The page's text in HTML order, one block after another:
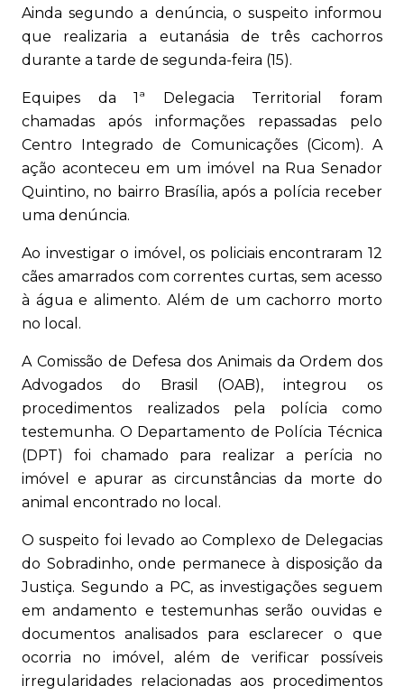
Ainda segundo a denúncia, o suspeito informou
que realizaria a eutanásia de três cachorros
durante a tarde de segunda-feira (15).
Equipes da 1ª Delegacia Territorial foram
chamadas após informações repassadas pelo
Centro Integrado de Comunicações (Cicom). A
ação aconteceu em um imóvel na Rua Senador
Quintino, no bairro Brasília, após a polícia receber
uma denúncia.
Ao investigar o imóvel, os policiais encontraram 12
cães amarrados com correntes curtas, sem acesso
à água e alimento. Além de um cachorro morto
no local.
A Comissão de Defesa dos Animais da Ordem dos
Advogados do Brasil (OAB), integrou os
procedimentos realizados pela polícia como
testemunha. O Departamento de Polícia Técnica
(DPT) foi chamado para realizar a perícia no
imóvel e apurar as circunstâncias da morte do
animal encontrado no local.
O suspeito foi levado ao Complexo de Delegacias
do Sobradinho, onde permanece à disposição da
Justiça. Segundo a PC, as investigações seguem
em andamento e testemunhas serão ouvidas e
documentos analisados para esclarecer o que
ocorria no imóvel, além de verificar possíveis
irregularidades relacionadas aos procedimentos